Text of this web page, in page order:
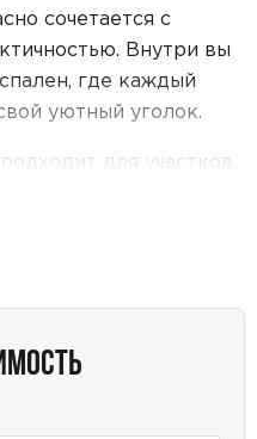
сочетается с
Внутри вы
где каждый
уютный уголок.
для участков
своей площади
свой идеальный
до мелочей.